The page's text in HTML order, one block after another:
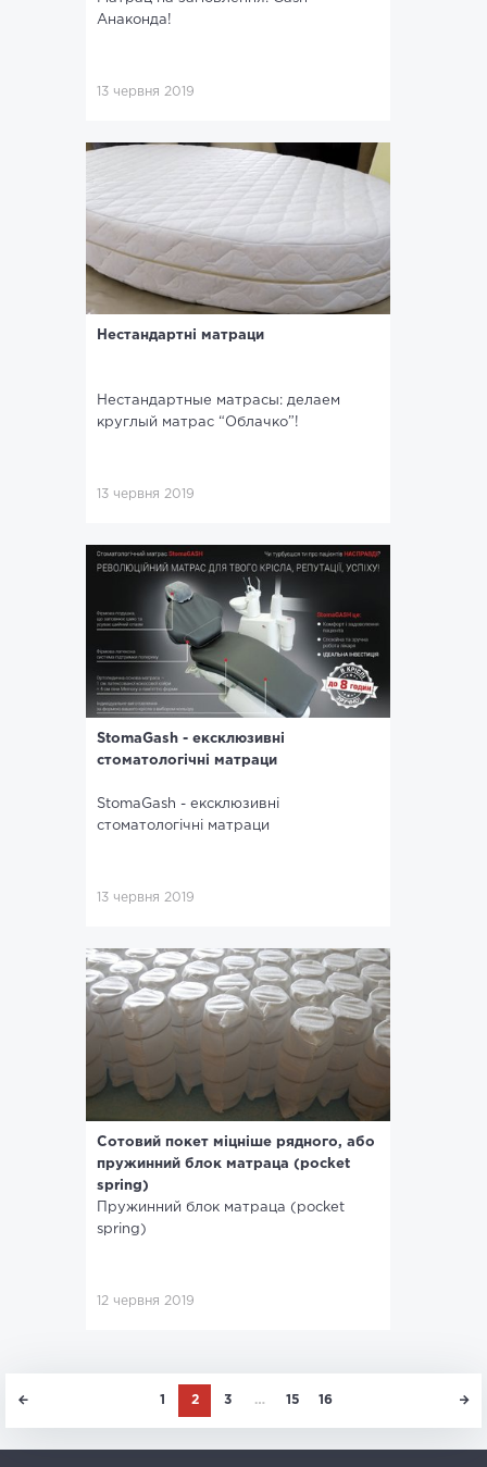
Анаконда!
13 червня 2019
Нестандартні матраци
Нестандартные матрасы: делаем
круглый матрас “Облачко”!
13 червня 2019
StomaGash - ексклюзивні
стоматологічні матраци
StomaGash - ексклюзивні
стоматологічні матраци
13 червня 2019
Сотовий покет міцніше рядного, або
пружинний блок матраца (pocket
spring)
Пружинний блок матраца (pocket
spring)
12 червня 2019
1 2 3 … 15 16